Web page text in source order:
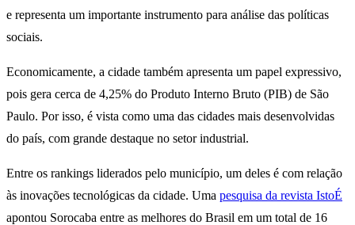
e representa um importante instrumento para análise das políticas
sociais.
Economicamente, a cidade também apresenta um papel expressivo,
pois gera cerca de 4,25% do Produto Interno Bruto (PIB) de São
Paulo. Por isso, é vista como uma das cidades mais desenvolvidas
do país, com grande destaque no setor industrial.
Entre os rankings liderados pelo município, um deles é com relação
às inovações tecnológicas da cidade. Uma pesquisa da revista IstoÉ
apontou Sorocaba entre as melhores do Brasil em um total de 16